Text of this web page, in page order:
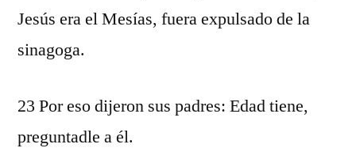
Jesús era el Mesías, fuera expulsado de la
sinagoga.
23 Por eso dijeron sus padres: Edad tiene,
preguntadle a él.